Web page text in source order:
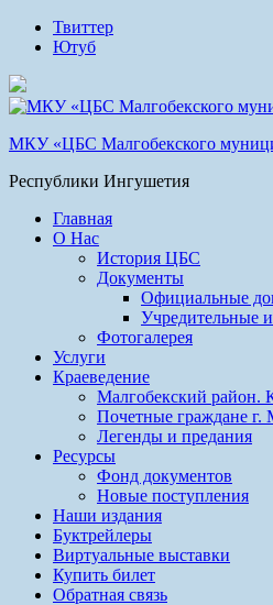
Твиттер
Ютуб
МКУ «ЦБС Малгобекского
Республики Ингушетия
Главная
О Нас
История ЦБС
Документы
Официальные
Учредительные
Фотогалерея
Услуги
Краеведение
Малгобекский район.
Почетные граждане г.
Легенды и предания
Ресурсы
Фонд документов
Новые поступления
Наши издания
Буктрейлеры
Виртуальные выставки
Купить билет
Обратная связь